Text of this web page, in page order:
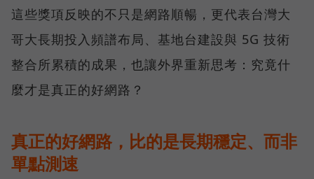
這些獎項反映的不只是網路順暢，更代表台灣大
哥大長期投入頻譜布局、基地台建設與 5G 技術
整合所累積的成果，也讓外界重新思考：究竟什
麼才是真正的好網路？
真正的好網路，比的是長期穩定、而非
單點測速